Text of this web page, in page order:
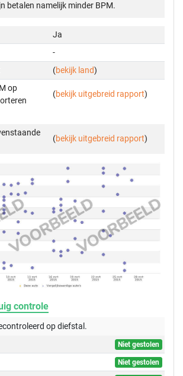
betalen namelijk minder BPM.
Ja
-
(bekijk land)
op
(bekijk uitgebreid rapport)
(bekijk uitgebreid rapport)
controle
opdiefstal.
Niet gestolen
Niet gestolen